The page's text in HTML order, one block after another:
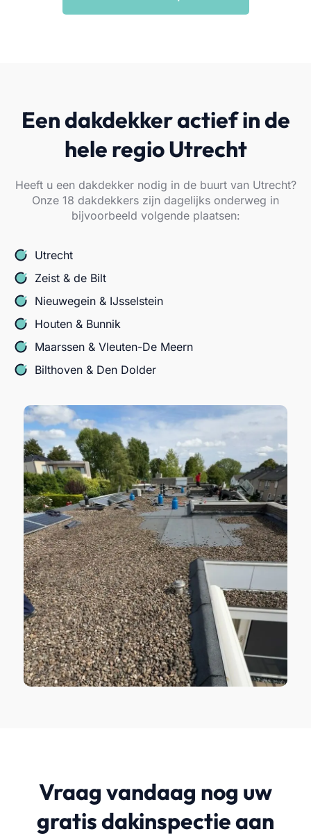
Een dakdekker actief in de
hele regio Utrecht
Heeft u een dakdekker nodig in de buurt van Utrecht?
Onze 18 dakdekkers zijn dagelijks onderweg in
bijvoorbeeld volgende plaatsen:
Utrecht
Zeist & de Bilt
Nieuwegein & IJsselstein
Houten & Bunnik
Maarssen & Vleuten-De Meern
Bilthoven & Den Dolder
Vraag vandaag nog uw
gratis dakinspectie aan